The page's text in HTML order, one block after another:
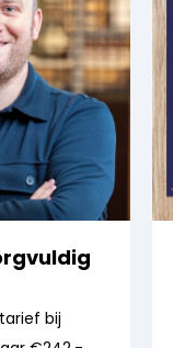
bij